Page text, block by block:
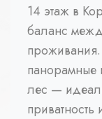
14 этаж в
баланс
панорамные
лес —